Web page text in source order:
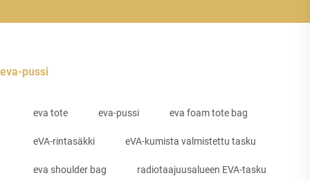
eva-pussi
eva tote eva-pussi eva foam tote bag
eVA-rintasäkki eVA-kumista valmistettu tasku
eva shoulder bag radiotaajuusalueen EVA-tasku